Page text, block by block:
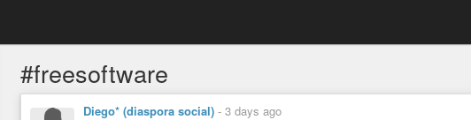
#freesoftware
Diego* (diaspora social) - 3 days ago